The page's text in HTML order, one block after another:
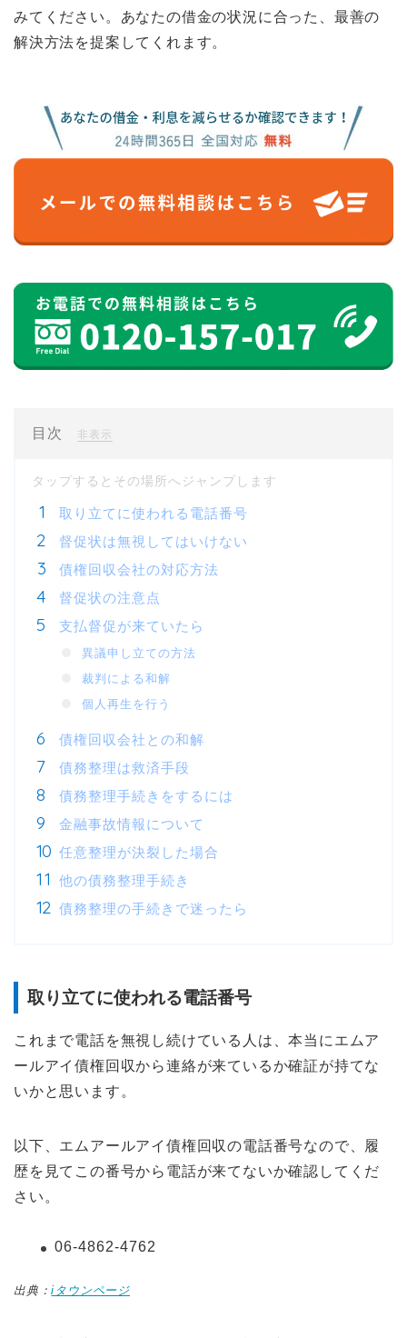
みてください。あなたの借金の状況に合った、最善の
解決方法を提案してくれます。
目次 非表示
取り立てに使われる電話番号
督促状は無視してはいけない
債権回収会社の対応方法
督促状の注意点
支払督促が来ていたら
異議申し立ての方法
裁判による和解
個人再生を行う
債権回収会社との和解
債務整理は救済手段
債務整理手続きをするには
金融事故情報について
任意整理が決裂した場合
他の債務整理手続き
債務整理の手続きで迷ったら
取り立てに使われる電話番号
これまで電話を無視し続けている人は、本当にエムア
ールアイ債権回収から連絡が来ているか確証が持てな
いかと思います。
以下、エムアールアイ債権回収の電話番号なので、履
歴を見てこの番号から電話が来てないか確認してくだ
さい。
06-4862-4762
出典：iタウンページ